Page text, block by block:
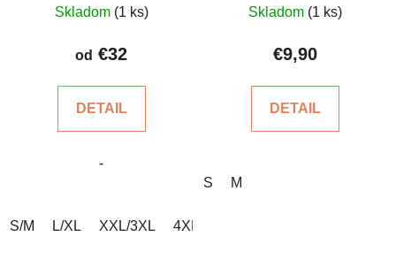
hodnotenie
produktu
z
hviezdičiek.
Skladom (1 ks)
od €32
DETAIL
-
S/M L/XL XXL/3XL 4XL/5XL
Skladom (1 ks)
€9,90
DETAIL
S M